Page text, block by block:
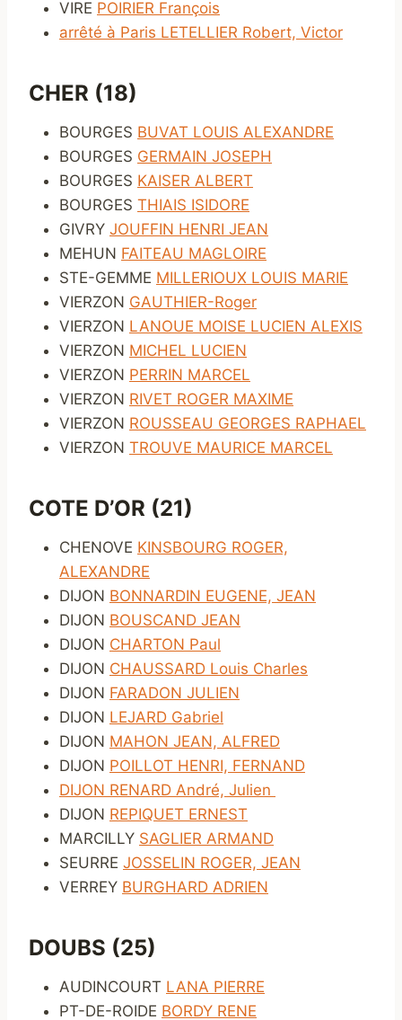
VIRE POIRIER François
arrêté à Paris LETELLIER Robert, Victor
CHER (18)
BOURGES BUVAT LOUIS ALEXANDRE
BOURGES GERMAIN JOSEPH
BOURGES KAISER ALBERT
BOURGES THIAIS ISIDORE
GIVRY JOUFFIN HENRI JEAN
MEHUN FAITEAU MAGLOIRE
STE-GEMME MILLERIOUX LOUIS MARIE
VIERZON GAUTHIER-Roger
VIERZON LANOUE MOISE LUCIEN ALEXIS
VIERZON MICHEL LUCIEN
VIERZON PERRIN MARCEL
VIERZON RIVET ROGER MAXIME
VIERZON ROUSSEAU GEORGES RAPHAEL
VIERZON TROUVE MAURICE MARCEL
COTE D’OR (21)
CHENOVE KINSBOURG ROGER,
ALEXANDRE
DIJON BONNARDIN EUGENE, JEAN
DIJON BOUSCAND JEAN
DIJON CHARTON Paul
DIJON CHAUSSARD Louis Charles
DIJON FARADON JULIEN
DIJON LEJARD Gabriel
DIJON MAHON JEAN, ALFRED
DIJON POILLOT HENRI, FERNAND
DIJON RENARD André, Julien
DIJON REPIQUET ERNEST
MARCILLY SAGLIER ARMAND
SEURRE JOSSELIN ROGER, JEAN
VERREY BURGHARD ADRIEN
DOUBS (25)
AUDINCOURT LANA PIERRE
PT-DE-ROIDE BORDY RENE